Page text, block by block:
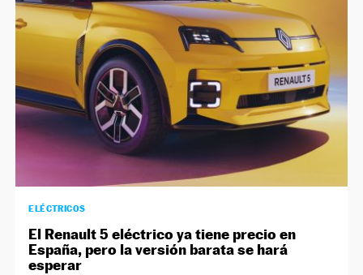
ELÉCTRICOS
El Renault 5 eléctrico ya tiene precio en
España, pero la versión barata se hará
esperar